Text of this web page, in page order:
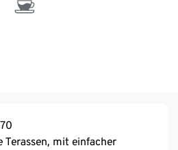
Terassen, mit einfacher